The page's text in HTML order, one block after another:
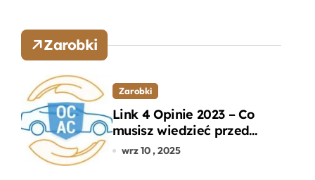
Zarobki
Zarobki
Link 4 Opinie 2023 – Co
musisz wiedzieć przed
wyborem ubezpieczenia
wrz 10 , 2025